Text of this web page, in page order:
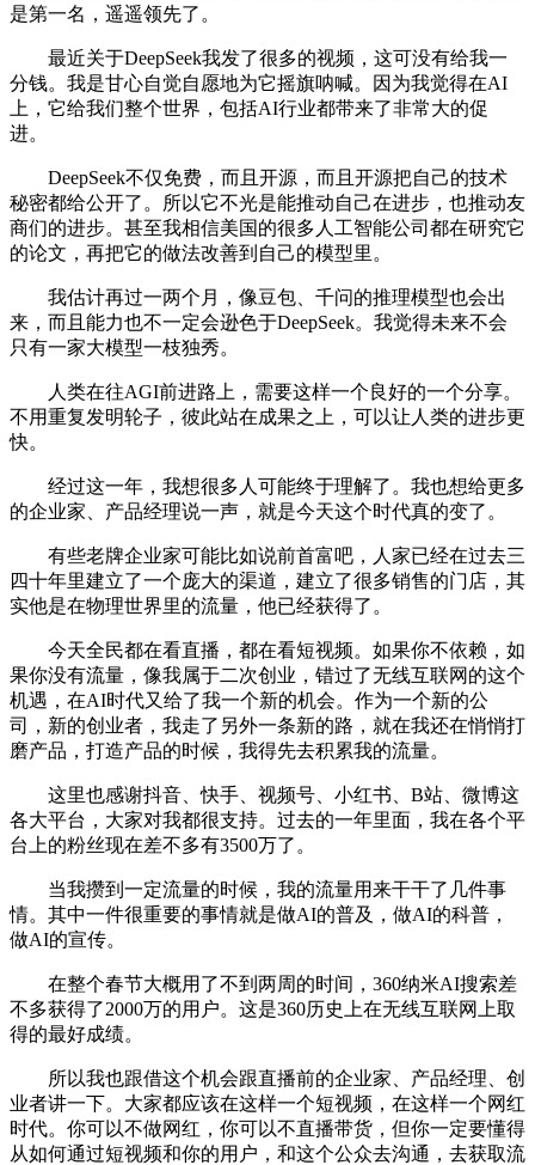
是第一名，遥遥领先了。
最近关于DeepSeek我发了很多的视频，这可没有给我一
分钱。我是甘心自觉自愿地为它摇旗呐喊。因为我觉得在AI
上，它给我们整个世界，包括AI行业都带来了非常大的促
进。
DeepSeek不仅免费，而且开源，而且开源把自己的技术
秘密都给公开了。所以它不光是能推动自己在进步，也推动友
商们的进步。甚至我相信美国的很多人工智能公司都在研究它
的论文，再把它的做法改善到自己的模型里。
我估计再过一两个月，像豆包、千问的推理模型也会出
来，而且能力也不一定会逊色于DeepSeek。我觉得未来不会
只有一家大模型一枝独秀。
人类在往AGI前进路上，需要这样一个良好的一个分享。
不用重复发明轮子，彼此站在成果之上，可以让人类的进步更
快。
经过这一年，我想很多人可能终于理解了。我也想给更多
的企业家、产品经理说一声，就是今天这个时代真的变了。
有些老牌企业家可能比如说前首富吧，人家已经在过去三
四十年里建立了一个庞大的渠道，建立了很多销售的门店，其
实他是在物理世界里的流量，他已经获得了。
今天全民都在看直播，都在看短视频。如果你不依赖，如
果你没有流量，像我属于二次创业，错过了无线互联网的这个
机遇，在AI时代又给了我一个新的机会。作为一个新的公
司，新的创业者，我走了另外一条新的路，就在我还在悄悄打
磨产品，打造产品的时候，我得先去积累我的流量。
这里也感谢抖音、快手、视频号、小红书、B站、微博这
各大平台，大家对我都很支持。过去的一年里面，我在各个平
台上的粉丝现在差不多有3500万了。
当我攒到一定流量的时候，我的流量用来干干了几件事
情。其中一件很重要的事情就是做AI的普及，做AI的科普，
做AI的宣传。
在整个春节大概用了不到两周的时间，360纳米AI搜索差
不多获得了2000万的用户。这是360历史上在无线互联网上取
得的最好成绩。
所以我也跟借这个机会跟直播前的企业家、产品经理、创
业者讲一下。大家都应该在这样一个短视频，在这样一个网红
时代。你可以不做网红，你可以不直播带货，但你一定要懂得
从如何通过短视频和你的用户，和这个公众去沟通，去获取流